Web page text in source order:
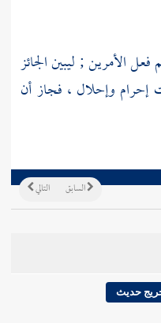
الأمرين ; ليبين الجائز
إحرام وإحلال ، فجاز أن
التالي السابق
حديث